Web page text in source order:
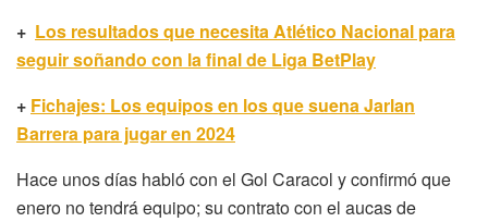
+ Los resultados que necesita Atlético Nacional para
seguir soñando con la final de Liga BetPlay
+ Fichajes: Los equipos en los que suena Jarlan
Barrera para jugar en 2024
Hace unos días habló con el Gol Caracol y confirmó que
enero no tendrá equipo; su contrato con el aucas de